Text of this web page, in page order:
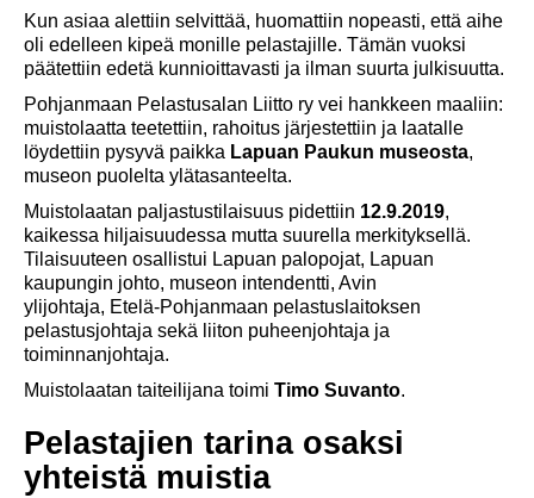
Kun asiaa alettiin selvittää, huomattiin nopeasti, että aihe
oli edelleen kipeä monille pelastajille. Tämän vuoksi
päätettiin edetä kunnioittavasti ja ilman suurta julkisuutta.
Pohjanmaan Pelastusalan Liitto ry vei hankkeen maaliin:
muistolaatta teetettiin, rahoitus järjestettiin ja laatalle
löydettiin pysyvä paikka Lapuan Paukun museosta,
museon puolelta ylätasanteelta.
Muistolaatan paljastustilaisuus pidettiin 12.9.2019,
kaikessa hiljaisuudessa mutta suurella merkityksellä.
Tilaisuuteen osallistui Lapuan palopojat, Lapuan
kaupungin johto, museon intendentti, Avin
ylijohtaja, Etelä-Pohjanmaan pelastuslaitoksen
pelastusjohtaja sekä liiton puheenjohtaja ja
toiminnanjohtaja.
Muistolaatan taiteilijana toimi Timo Suvanto.
Pelastajien tarina osaksi
yhteistä muistia